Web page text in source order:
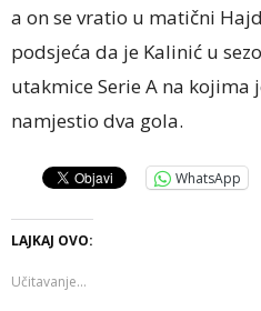
a on se vratio u matični
podsjeća da je Kalinić u
utakmice Serie A na kojima
namjestio dva gola.
WhatsApp
LAJKAJ OVO:
Učitavanje...